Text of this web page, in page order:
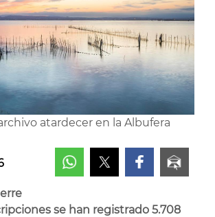
atardecer en la Albufera
se han registrado 5.708